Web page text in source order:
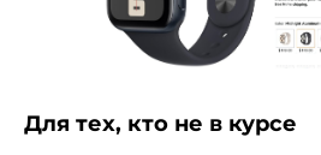
Для тех, кто не в курсе